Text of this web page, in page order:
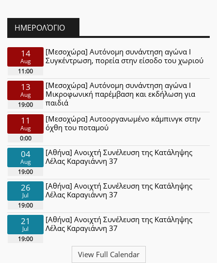
ΗΜΕΡΟΛΌΓΙΟ
14
Aug
11:00
[Μεσοχώρα] Αυτόνομη συνάντηση αγώνα Ι
Συγκέντρωση, πορεία στην είσοδο του χωριού
13
Aug
19:00
[Μεσοχώρα] Αυτόνομη συνάντηση αγώνα Ι
Μικροφωνική παρέμβαση και εκδήλωση για
παιδιά
11
Aug
0:00
[Μεσοχώρα] Αυτοοργανωμένο κάμπινγκ στην
όχθη του ποταμού
04
Aug
19:00
[Αθήνα] Ανοιχτή Συνέλευση της Κατάληψης
Λέλας Καραγιάννη 37
26
Jul
19:00
[Αθήνα] Ανοιχτή Συνέλευση της Κατάληψης
Λέλας Καραγιάννη 37
21
Jul
19:00
[Αθήνα] Ανοιχτή Συνέλευση της Κατάληψης
Λέλας Καραγιάννη 37
View Full Calendar